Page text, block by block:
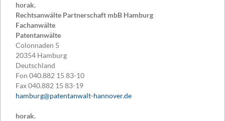
horak.
Rechtsanwälte Partnerschaft mbB Hamburg
Fachanwälte
Patentanwälte
Colonnaden 5
20354 Hamburg
Deutschland
Fon 040.882 15 83-10
Fax040.882 15 83-19
hamburg@patentanwalt-hannover.de
horak.